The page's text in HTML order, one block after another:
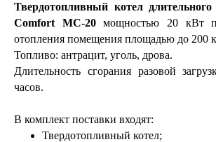
Твердотопливный котел длительного
Comfort MC-20мощностью 20
кВт
отопления помещения площадью до 200
Топливо: антрацит, уголь, дрова.
Длительность сгорания разовой
часов.
В комплект поставки входят:
Твердотопливный котел;